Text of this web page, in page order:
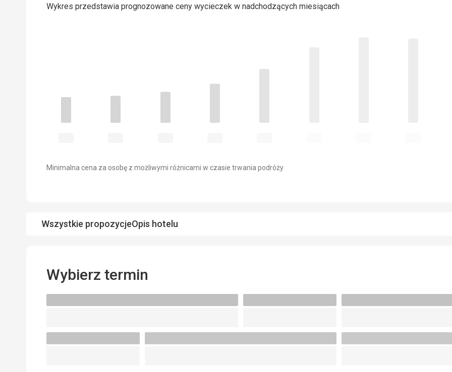
Wykres przedstawia prognozowane ceny wycieczek w nadchodzących miesiącach
Minimalna cena za osobę z możliwymi różnicami w czasie trwania podróży
Wszystkie propozycjeOpis hotelu
Wybierz termin